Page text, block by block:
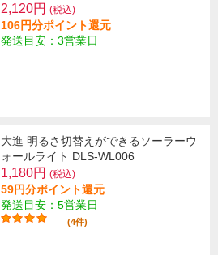
2,120円 (税込)
106円分ポイント還元
発送目安：3営業日
大進 明るさ切替えができるソーラーウ
ォールライト DLS-WL006
1,180円 (税込)
59円分ポイント還元
発送目安：5営業日
(4件)